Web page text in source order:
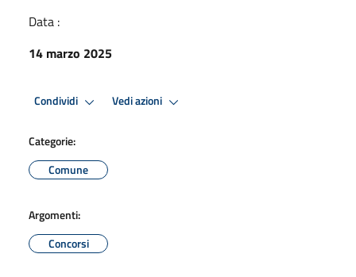
Data :
14 marzo 2025
Condividi Vedi azioni
Categorie:
Comune
Argomenti:
Concorsi